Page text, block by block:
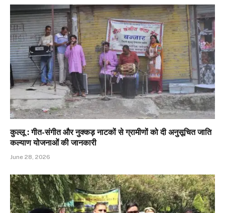
कुल्लू : गीत-संगीत और नुक्कड़ नाटकों से ग्रामीणों को दी अनुसूचित जाति
कल्याण योजनाओं की जानकारी
June 28, 2026